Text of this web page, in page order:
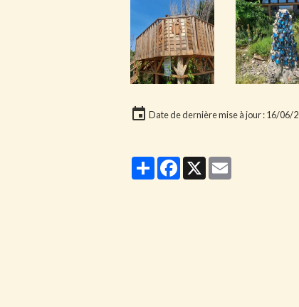
Date de dernière mise à jour : 16/06/
PartagerFacebook
X